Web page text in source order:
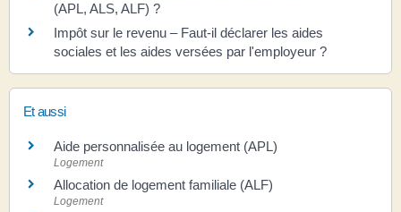
(APL, ALS, ALF) ?
Impôt sur le revenu – Faut-il déclarer les aides
sociales et les aides versées par l'employeur ?
Et aussi
Aide personnalisée au logement (APL)
Logement
Allocation de logement familiale (ALF)
Logement